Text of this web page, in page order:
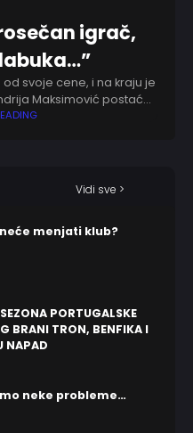
igrač,
svoje cene, i na kraju je
Maksimović postaće
Ilić u podkastu
Vidi sve >
menjati klub?
PORTUGALSKE
BRANI TRON, BENFIKA I
NAPAD
neke probleme…